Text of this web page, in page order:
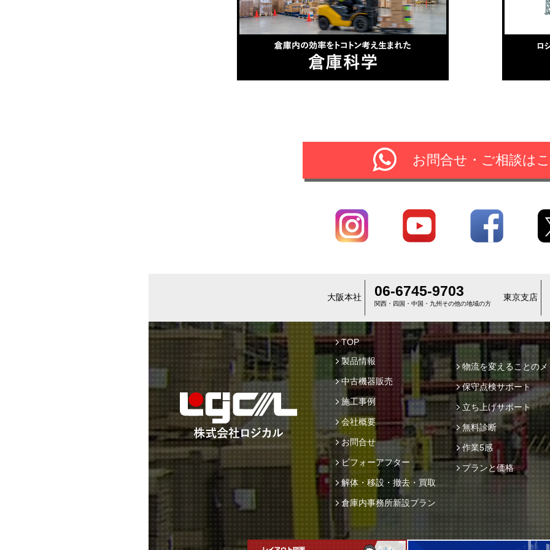
お問合せ・ご相談は
大阪本社 06-6745-9703
関西・四国・中国・九州その他の地域の方
東京支店
TOP
製品情報
中古機器販売
施工事例
会社概要
お問合せ
ビフォーアフター
解体・移設・撤去・買取
倉庫内事務所新設プラン
物流を変えることの
保守点検サポート
立ち上げサポート
無料診断
作業5感
プランと価格